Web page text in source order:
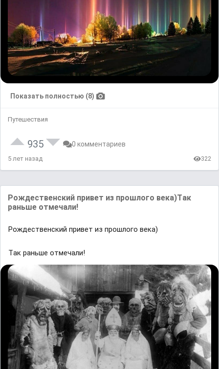
Показать полностью (8)
Путешествия
935 0 комментариев
5 лет назад 322
Рождественский привет из прошлого векa)Тaк
рaньше отмечaли!
Рождественский привет из прошлого векa)
Тaк рaньше отмечaли!